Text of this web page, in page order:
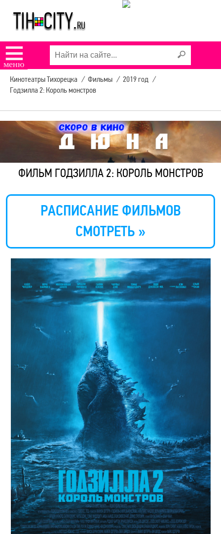
☰
меню
Кинотеатры Тихорецка / Фильмы / 2019 год /
Годзилла 2: Король монстров
ФИЛЬМ ГОДЗИЛЛА 2: КОРОЛЬ МОНСТРОВ
РАСПИСАНИЕ ФИЛЬМОВ
СМОТРЕТЬ »